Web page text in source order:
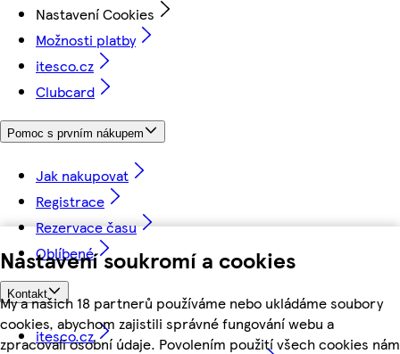
Nastavení soukromí a cookies
My a našich 18 partnerů používáme nebo ukládáme soubory
cookies, abychom zajistili správné fungování webu a
zpracovali osobní údaje. Povolením použití všech cookies nám
Nastavení Cookies
Možnosti platby
itesco.cz
Clubcard
Pomoc s prvním nákupem
Jak nakupovat
Registrace
Rezervace času
Oblíbené
Kontakt
itesco.cz